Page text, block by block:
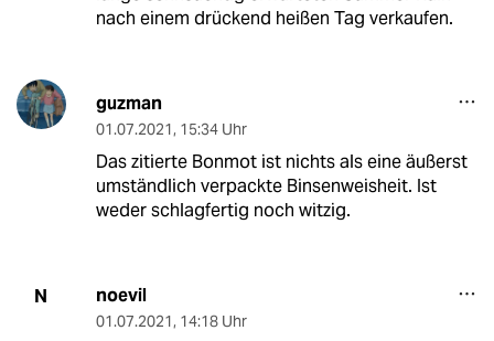
nach einem drückend heißen Tag verkaufen.
guzman
01.07.2021, 15:34 Uhr
Das zitierte Bonmot ist nichts als eine äußerst
umständlich verpackte Binsenweisheit. Ist
weder schlagfertig noch witzig.
N noevil
01.07.2021, 14:18 Uhr